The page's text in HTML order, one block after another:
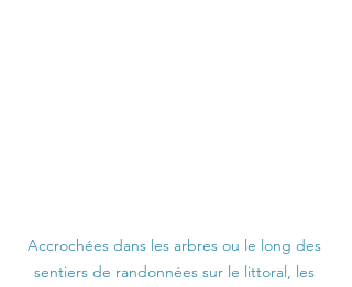
Accrochées dans les arbres ou le long des
sentiers de randonnées sur le littoral, les